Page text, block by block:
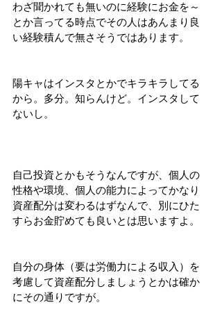
わざ聞かれても無いのに経験にお金を～
とか言ってる時点でその人はあんまり良
い経験積んで無さそうではあります。
陽キャはインスタとかでキラキラしてる
から。多分。知らんけど。インスタして
ないし。
自己投資とかもそうなんですが、個人の
性格や環境、個人の能力によってかなり
資産配分は変わるはずなんで、別にひた
すらお金貯めても良いとは思いますよ。
自分の身体（要は労働力による収入）を
考慮して資産配分しましょうとかは確か
にその通りですが。